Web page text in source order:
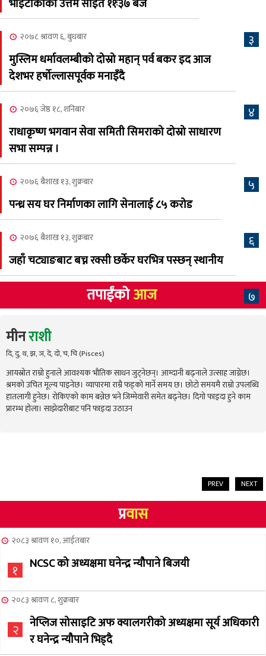
७ क्यालगरी नेपाली मेला
२०८३ श्रावण २, शनिबार
८
क्यालगरी नेपाली मेलाको
अस्मिताको बेजोड प्रस्तुती रहने
भाइटीकाको उत्तम साइत ११ः३७ बजे
३
२०७८ श्रावण ६, बुधबार
मुस्लिम धर्मावलम्बीको दोस्रो महान् पर्व बकर इद आज
देशभर हर्षोल्लासपूर्वक मनाइँदै
४
२०७६ जेष्ठ १८, शनिबार
राधाकृष्ण भगवान सेवा समिती सिमराको दोस्रो साधारण
सभा सम्पन्न ।
५
२०७६ बैशाख १३, शुक्रबार
पन्ध्र सय घर निर्माणका लागि सेनालाई ८५ करोड
६
२०७६ बैशाख १३, शुक्रबार
जहाँ चट्याङबाट बच्न रक्सी छर्केर घरभित्र पस्छन् स्थानीय
७
तपाईंकोआज
मीनराशी
दि, दु, थ, झ, ञ, दे, दो, च, चि (Pisces)
आयस्रोत राम्रो हुनाले आवश्यक भौतिक साधन जुट्नेछन्। आम्दानी बढ्नाले उत्साह जाग्नेछ।
श्रमको उचित मूल्य पाइनेछ। व्यापारमा राम्रै फड्को मार्ने समय छ। छोटो समयमै राम्रो उपलब्धि
हातलागी हुनेछ। रोकिएको काम बन्नेछ भने जिम्मेवारी समेत बढ्नेछ। दिगो फाइदा हुने काम
प्रारम्भ होला। साझेदारीबाट पनि फाइदा उठाउन
PREV NEXT
प्रवास
२०८३ श्रावण १०, आईतबार
१ NCSC को अध्यक्षमा घनेन्द्र न्यौपाने बिजयी
२०८३ श्रावण ८, शुक्रबार
२
नेप्लिज सोसाइटि अफ क्यालगरीको अध्यक्षमा सूर्य अधिकारी
र घनेन्द्र न्यौपाने भिड्दै